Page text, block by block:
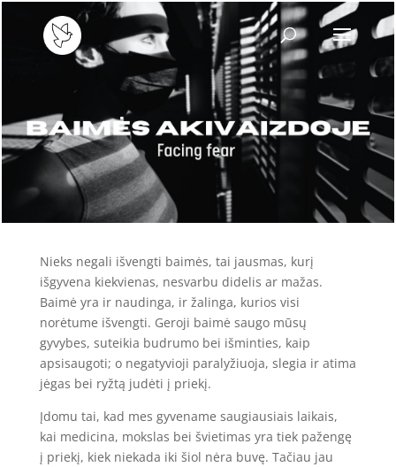
Nieks negali išvengti baimės, tai jausmas, kurį
išgyvena kiekvienas, nesvarbu didelis ar mažas.
Baimė yra ir naudinga, ir žalinga, kurios visi
norėtume išvengti. Geroji baimė saugo mūsų
gyvybes, suteikia budrumo bei išminties, kaip
apsisaugoti; o negatyvioji paralyžiuoja, slegia ir atima
jėgas bei ryžtą judėti į priekį.
Įdomu tai, kad mes gyvename saugiausiais laikais,
kai medicina, mokslas bei švietimas yra tiek pažengę
į priekį, kiek niekada iki šiol nėra buvę. Tačiau jau